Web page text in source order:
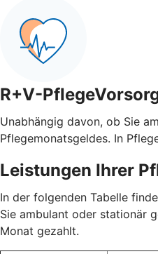
R+V-
Unabhängig davon, ob Sie
Pflegemonatsgeldes. In
Leistungen Ihrer
In der folgenden Tabelle
Sie ambulant oder stationär
Monat gezahlt.